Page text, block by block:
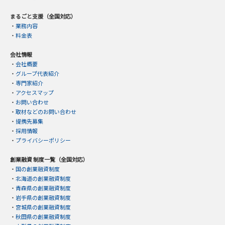
まるごと支援（全国対応）
・ 業務内容
・ 料金表
会社情報
・ 会社概要
・ グループ代表紹介
・ 専門家紹介
・ アクセスマップ
・ お問い合わせ
・ 取材などのお問い合わせ
・ 提携先募集
・ 採用情報
・ プライバシーポリシー
創業融資 制度一覧（全国対応）
・ 国の創業融資制度
・ 北海道の創業融資制度
・ 青森県の創業融資制度
・ 岩手県の創業融資制度
・ 宮城県の創業融資制度
・ 秋田県の創業融資制度